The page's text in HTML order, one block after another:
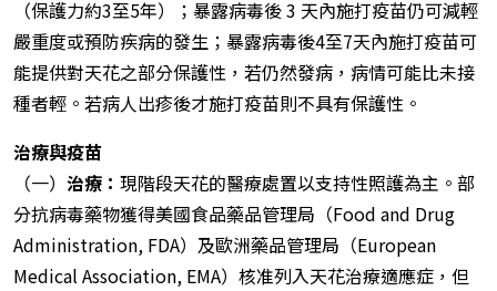
（保護力約3至5年）；暴露病毒後 3 天內施打疫苗仍可減輕
嚴重度或預防疾病的發生；暴露病毒後4至7天內施打疫苗可
能提供對天花之部分保護性，若仍然發病，病情可能比未接
種者輕。若病人出疹後才施打疫苗則不具有保護性。
治療與疫苗
（一） 治療： 現階段天花的醫療處置以支持性照護為主。部
分抗病毒藥物獲得美國食品藥品管理局（Food and Drug
Administration, FDA）及歐洲藥品管理局（European
Medical Association, EMA）核准列入天花治療適應症，但